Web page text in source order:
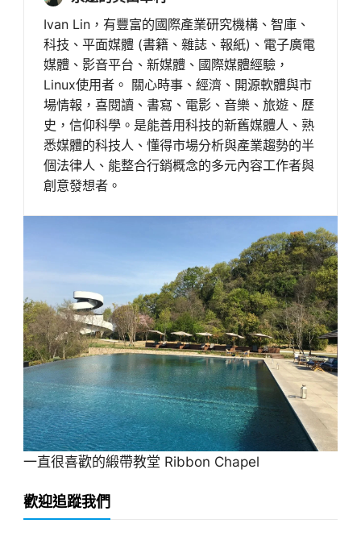
Ivan Lin，有豐富的國際產業研究機構、智庫、
科技、平面媒體 (書籍、雜誌、報紙)、電子廣電
媒體、影音平台、新媒體、國際媒體經驗，
Linux使用者。 關心時事、經濟、開源軟體與市
場情報，喜閱讀、書寫、電影、音樂、旅遊、歷
史，信仰科學。是能善用科技的新舊媒體人、熟
悉媒體的科技人、懂得市場分析與產業趨勢的半
個法律人、能整合行銷概念的多元內容工作者與
創意發想者。
一直很喜歡的緞帶教堂 Ribbon Chapel
歡迎追蹤我們